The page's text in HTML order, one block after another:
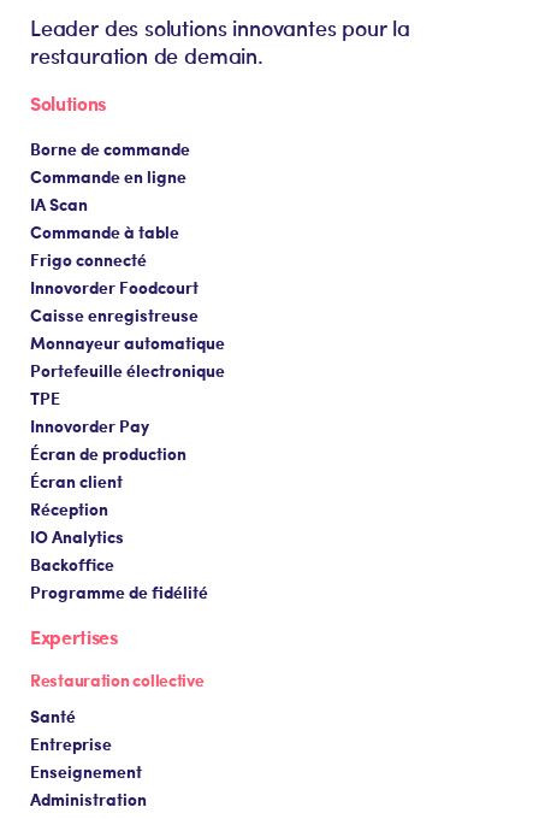
Leader des solutions innovantes pour la
restauration de demain.
Solutions
Borne de commande
Commande en ligne
IA Scan
Commande à table
Frigo connecté
Innovorder Foodcourt
Caisse enregistreuse
Monnayeur automatique
Portefeuille électronique
TPE
Innovorder Pay
Écran de production
Écran client
Réception
IO Analytics
Backoffice
Programme de fidélité
Expertises
Restauration collective
Santé
Entreprise
Enseignement
Administration